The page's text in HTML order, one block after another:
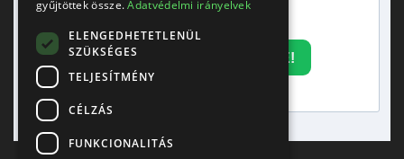
hozzájárulok a hírlevél küldéséhez.
FELIRATKOZOM A HÍRLEVÉLRE!
gyűjtöttek össze.Adatvédelmi irányelvek
ELENGEDHETETLENÜL
SZÜKSÉGES
TELJESÍTMÉNY
CÉLZÁS
FUNKCIONALITÁS